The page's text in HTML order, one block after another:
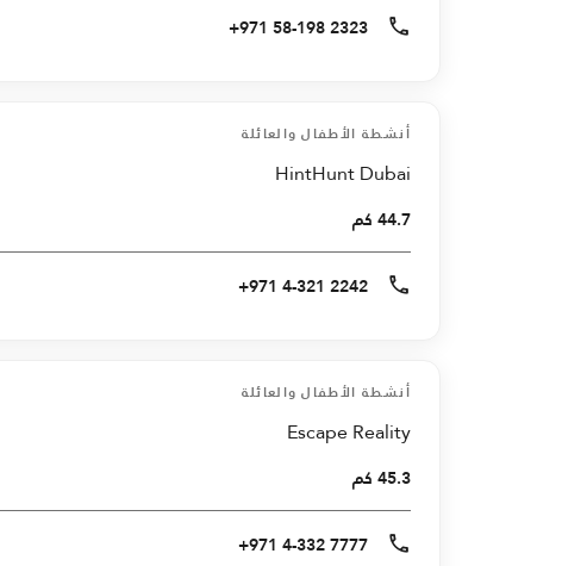
+971 58-198 2323
أنشطة الأطفال والعائلة
HintHunt Dubai
44.7 كم
+971 4-321 2242
أنشطة الأطفال والعائلة
Escape Reality
45.3 كم
+971 4-332 7777